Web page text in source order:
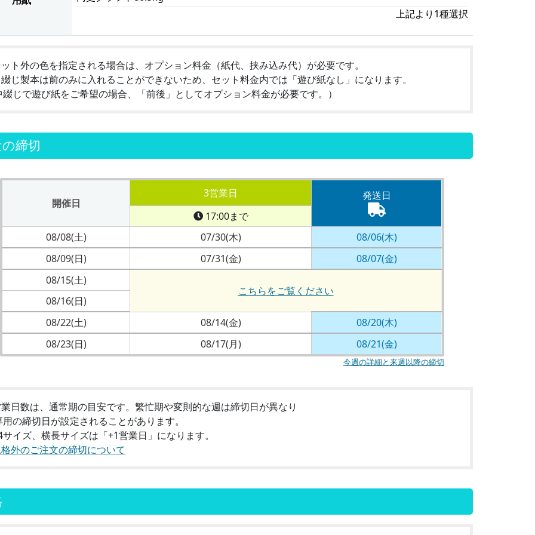
上記より1種選択
ト外の色を指定される場合は、オプション料金（紙代、挟み込み代）が必要です。
じ製本は前のみに入れることができないため、セット料金内では「遊び紙なし」になります。
綴じで遊び紙をご希望の場合、「前後」としてオプション料金が必要です。）
締切
開催日
3営業日
発送日
17:00まで
08/08(土)
07/30(木)
08/06(木)
08/09(日)
07/31(金)
08/07(金)
08/15(土)
こちらをご覧ください
08/16(日)
08/22(土)
08/14(金)
08/20(木)
08/23(日)
08/17(月) 08/21(金)
今週の詳細と来週以降の締切
日数は、通常期の目安です。繁忙期や変則的な週は締切日が異なり
の締切日が設定されることがあります。
イズ、横長サイズは「+1営業日」になります。
外のご注文の締切について